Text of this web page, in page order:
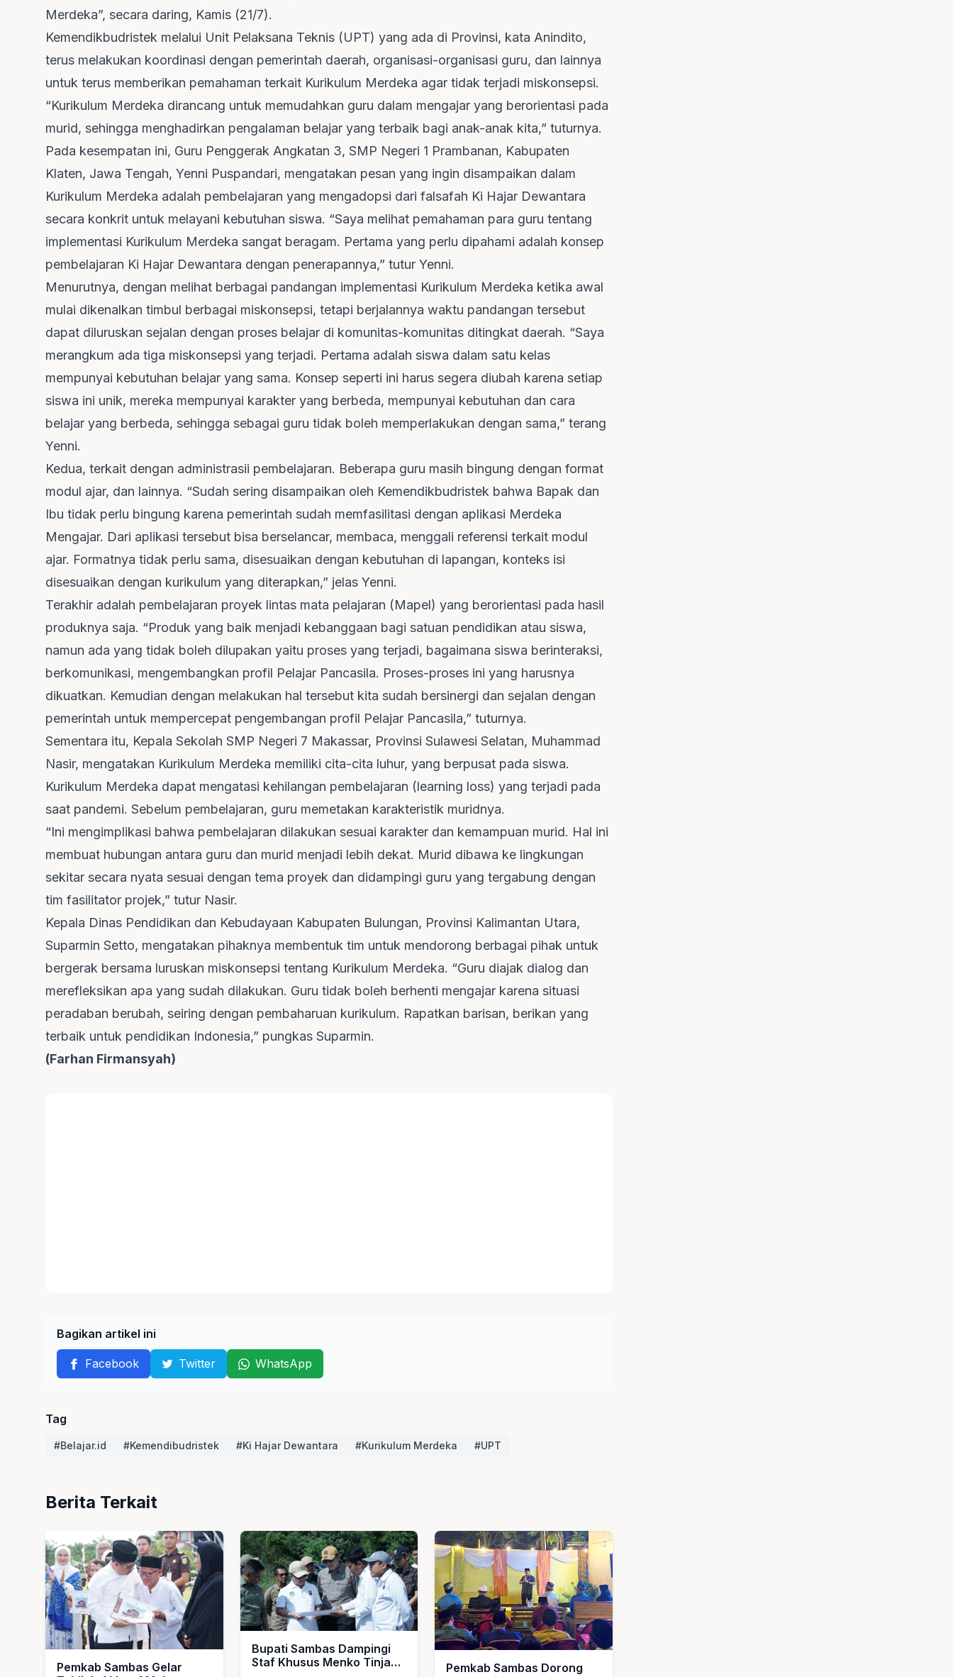
Merdeka”, secara daring, Kamis (21/7).
Kemendikbudristek melalui Unit Pelaksana Teknis (UPT) yang ada di Provinsi, kata Anindito,
terus melakukan koordinasi dengan pemerintah daerah, organisasi-organisasi guru, dan lainnya
untuk terus memberikan pemahaman terkait Kurikulum Merdeka agar tidak terjadi miskonsepsi.
“Kurikulum Merdeka dirancang untuk memudahkan guru dalam mengajar yang berorientasi pada
murid, sehingga menghadirkan pengalaman belajar yang terbaik bagi anak-anak kita,” tuturnya.
Pada kesempatan ini, Guru Penggerak Angkatan 3, SMP Negeri 1 Prambanan, Kabupaten
Klaten, Jawa Tengah, Yenni Puspandari, mengatakan pesan yang ingin disampaikan dalam
Kurikulum Merdeka adalah pembelajaran yang mengadopsi dari falsafah Ki Hajar Dewantara
secara konkrit untuk melayani kebutuhan siswa. “Saya melihat pemahaman para guru tentang
implementasi Kurikulum Merdeka sangat beragam. Pertama yang perlu dipahami adalah konsep
pembelajaran Ki Hajar Dewantara dengan penerapannya,” tutur Yenni.
Menurutnya, dengan melihat berbagai pandangan implementasi Kurikulum Merdeka ketika awal
mulai dikenalkan timbul berbagai miskonsepsi, tetapi berjalannya waktu pandangan tersebut
dapat diluruskan sejalan dengan proses belajar di komunitas-komunitas ditingkat daerah. “Saya
merangkum ada tiga miskonsepsi yang terjadi. Pertama adalah siswa dalam satu kelas
mempunyai kebutuhan belajar yang sama. Konsep seperti ini harus segera diubah karena setiap
siswa ini unik, mereka mempunyai karakter yang berbeda, mempunyai kebutuhan dan cara
belajar yang berbeda, sehingga sebagai guru tidak boleh memperlakukan dengan sama,” terang
Yenni.
Kedua, terkait dengan administrasii pembelajaran. Beberapa guru masih bingung dengan format
modul ajar, dan lainnya. “Sudah sering disampaikan oleh Kemendikbudristek bahwa Bapak dan
Ibu tidak perlu bingung karena pemerintah sudah memfasilitasi dengan aplikasi Merdeka
Mengajar. Dari aplikasi tersebut bisa berselancar, membaca, menggali referensi terkait modul
ajar. Formatnya tidak perlu sama, disesuaikan dengan kebutuhan di lapangan, konteks isi
disesuaikan dengan kurikulum yang diterapkan,” jelas Yenni.
Terakhir adalah pembelajaran proyek lintas mata pelajaran (Mapel) yang berorientasi pada hasil
produknya saja. “Produk yang baik menjadi kebanggaan bagi satuan pendidikan atau siswa,
namun ada yang tidak boleh dilupakan yaitu proses yang terjadi, bagaimana siswa berinteraksi,
berkomunikasi, mengembangkan profil Pelajar Pancasila. Proses-proses ini yang harusnya
dikuatkan. Kemudian dengan melakukan hal tersebut kita sudah bersinergi dan sejalan dengan
pemerintah untuk mempercepat pengembangan profil Pelajar Pancasila,” tuturnya.
Sementara itu, Kepala Sekolah SMP Negeri 7 Makassar, Provinsi Sulawesi Selatan, Muhammad
Nasir, mengatakan Kurikulum Merdeka memiliki cita-cita luhur, yang berpusat pada siswa.
Kurikulum Merdeka dapat mengatasi kehilangan pembelajaran (learning loss) yang terjadi pada
saat pandemi. Sebelum pembelajaran, guru memetakan karakteristik muridnya.
“Ini mengimplikasi bahwa pembelajaran dilakukan sesuai karakter dan kemampuan murid. Hal ini
membuat hubungan antara guru dan murid menjadi lebih dekat. Murid dibawa ke lingkungan
sekitar secara nyata sesuai dengan tema proyek dan didampingi guru yang tergabung dengan
tim fasilitator projek,” tutur Nasir.
Kepala Dinas Pendidikan dan Kebudayaan Kabupaten Bulungan, Provinsi Kalimantan Utara,
Suparmin Setto, mengatakan pihaknya membentuk tim untuk mendorong berbagai pihak untuk
bergerak bersama luruskan miskonsepsi tentang Kurikulum Merdeka. “Guru diajak dialog dan
merefleksikan apa yang sudah dilakukan. Guru tidak boleh berhenti mengajar karena situasi
peradaban berubah, seiring dengan pembaharuan kurikulum. Rapatkan barisan, berikan yang
terbaik untuk pendidikan Indonesia,” pungkas Suparmin.
(Farhan Firmansyah)
Bagikan artikel ini
Facebook Twitter WhatsApp
Tag
#Belajar.id #Kemendibudristek #Ki Hajar Dewantara #Kurikulum Merdeka #UPT
Berita Terkait
Pemkab Sambas Gelar
Bupati Sambas Dampingi
Staf Khusus Menko Tinjau
Pemkab Sambas Dorong